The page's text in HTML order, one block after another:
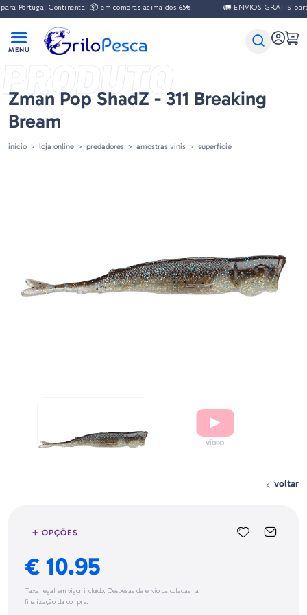
Portugal Continental 📦 em compras acima dos 65€ 🚛 ENVIOS GRÁTIS
PRODUTO
Zman Pop ShadZ - 311 Breaking
Bream
início loja online predadores amostras vinis superfície
voltar
➕ OPÇÕES
€ 10.95
Taxa legal em vigor incluído. Despesas de envio calculadas na
finalização da compra.